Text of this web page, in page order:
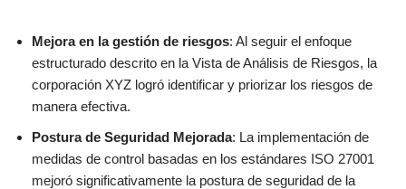
Mejora en la gestión de riesgos: Al seguir el enfoque
estructurado descrito en la Vista de Análisis de Riesgos, la
corporación XYZ logró identificar y priorizar los riesgos de
manera efectiva.
Postura de Seguridad Mejorada: La implementación de
medidas de control basadas en los estándares ISO 27001
mejoró significativamente la postura de seguridad de la